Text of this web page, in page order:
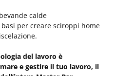
calde
per creare sciroppi home
del lavoro è
e gestire il tuo lavoro, il